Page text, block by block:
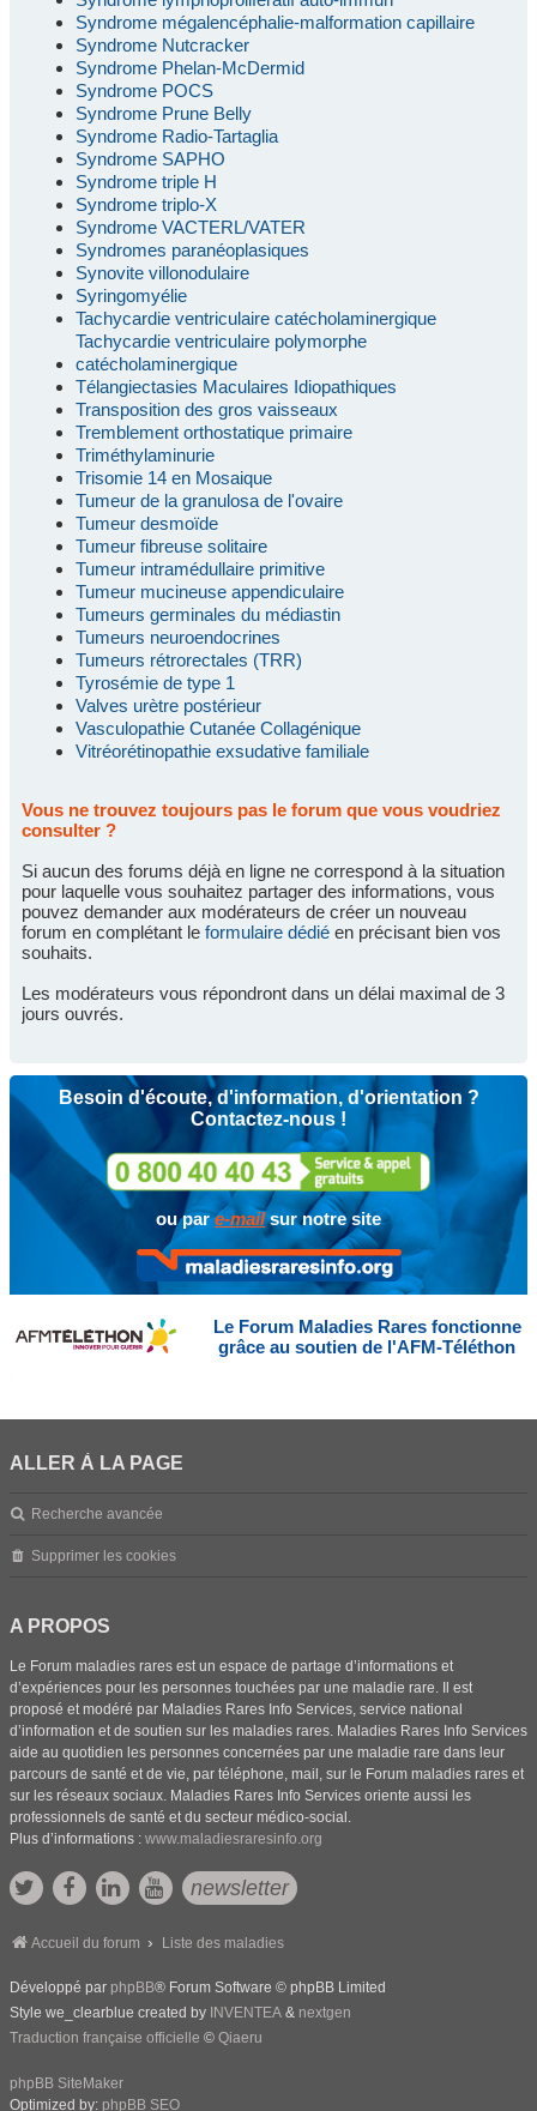
Syndrome mégalencéphalie-malformation capillaire
Syndrome Nutcracker
Syndrome Phelan-McDermid
Syndrome POCS
Syndrome Prune Belly
Syndrome Radio-Tartaglia
Syndrome SAPHO
Syndrome triple H
Syndrome triplo-X
Syndrome VACTERL/VATER
Syndromes paranéoplasiques
Synovite villonodulaire
Syringomyélie
Tachycardie ventriculaire catécholaminergique
Tachycardie ventriculaire polymorphe
catécholaminergique
Télangiectasies Maculaires Idiopathiques
Transposition des gros vaisseaux
Tremblement orthostatique primaire
Triméthylaminurie
Trisomie 14 en Mosaique
Tumeur de la granulosa de l'ovaire
Tumeur desmoïde
Tumeur fibreuse solitaire
Tumeur intramédullaire primitive
Tumeur mucineuse appendiculaire
Tumeurs germinales du médiastin
Tumeurs neuroendocrines
Tumeurs rétrorectales (TRR)
Tyrosémie de type 1
Valves urètre postérieur
Vasculopathie Cutanée Collagénique
Vitréorétinopathie exsudative familiale
Vous ne trouvez toujours pas le forum que vous voudriez
consulter ?
Si aucun des forums déjà en ligne ne correspond à la situation
pour laquelle vous souhaitez partager des informations, vous
pouvez demander aux modérateurs de créer un nouveau
forum en complétant le formulaire dédié en précisant bien vos
souhaits.
Les modérateurs vous répondront dans un délai maximal de 3
jours ouvrés.
Besoin d'écoute, d'information, d'orientation ?
Contactez-nous !
ou pare-mailsur notre site
Le Forum Maladies Rares fonctionne
grâce au soutien de l'AFM-Téléthon
ALLER À LA PAGE
Recherche avancée
Supprimer les cookies
A PROPOS
Le Forum maladies rares est un espace de partage d’informations et
d’expériences pour les personnes touchées par une maladie rare. Il est
proposé et modéré par Maladies Rares Info Services, service national
d’information et de soutien sur les maladies rares. Maladies Rares Info Services
aide au quotidien les personnes concernées par une maladie rare dans leur
parcours de santé et de vie, par téléphone, mail, sur le Forum maladies rares et
sur les réseaux sociaux. Maladies Rares Info Services oriente aussi les
professionnels de santé et du secteur médico-social.
Plus d’informations : www.maladiesraresinfo.org
newsletter
Accueil du forum Liste des maladies
Développé par phpBB® Forum Software © phpBB Limited
Style we_clearblue created by INVENTEA & nextgen
Traduction française officielle © Qiaeru
phpBB SiteMaker
Optimized by: phpBB SEO